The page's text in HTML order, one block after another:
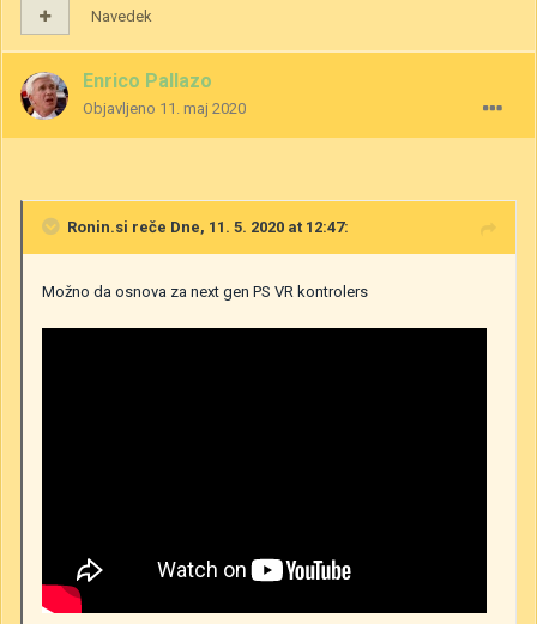
Navedek
Enrico Pallazo
Objavljeno 11. maj 2020
Ronin.si reče Dne, 11. 5. 2020 at 12:47:
Možno da osnova za next gen PS VR kontrolers